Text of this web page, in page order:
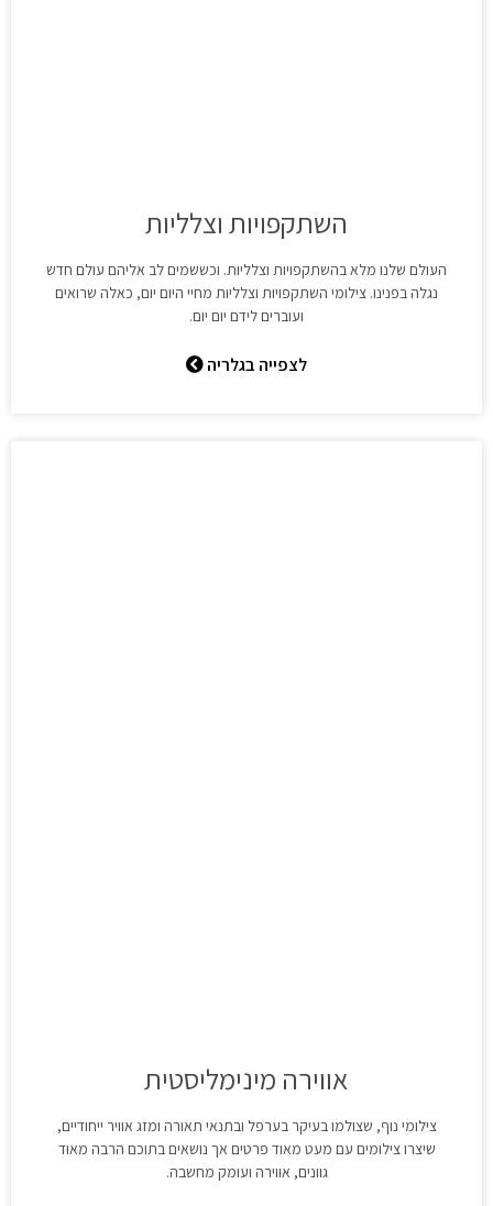
השתקפויות וצלליות
העולם שלנו מלא בהשתקפויות וצלליות. וכששמים לב אליהם עולם חדש
נגלה בפנינו. צילומי השתקפויות וצלליות מחיי היום יום, כאלה שרואים
ועוברים לידם יום יום.
לצפייה בגלריה
אווירה מינימליסטית
צילומי נוף, שצולמו בעיקר בערפל ובתנאי תאורה ומזג אוויר ייחודיים,
שיצרו צילומים עם מעט מאוד פרטים אך נושאים בתוכם הרבה מאוד
גוונים, אווירה ועומק מחשבה.